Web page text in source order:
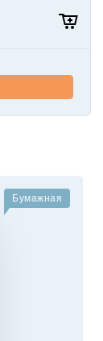
Бумажная